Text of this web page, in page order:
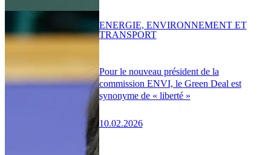
Pour le nouveau président de la
commission ENVI, le Green Deal est
synonyme de « liberté »
10.02.2026
ENERGIE, ENVIRONNEMENT ET
TRANSPORT